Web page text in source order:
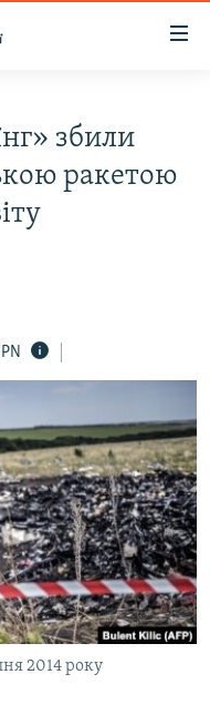
збили
ракетою
2014 року